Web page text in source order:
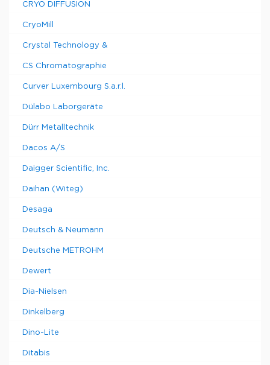
CRYO DIFFUSION
CryoMill
Crystal Technology &
CS Chromatographie
Curver Luxembourg S.a.r.l.
Dülabo Laborgeräte
Dürr Metalltechnik
Dacos A/S
Daigger Scientific, Inc.
Daihan (Witeg)
Desaga
Deutsch & Neumann
Deutsche METROHM
Dewert
Dia-Nielsen
Dinkelberg
Dino-Lite
Ditabis